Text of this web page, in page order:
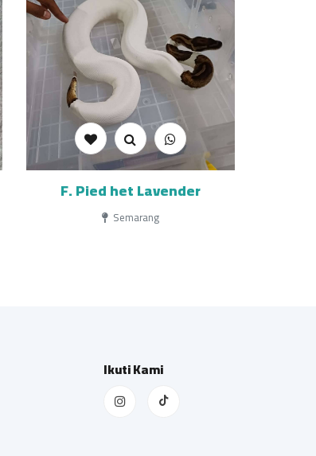
F. Pied het Lavender
Semarang
Ikuti Kami